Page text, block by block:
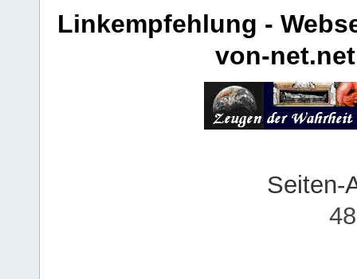
Linkempfehlung -
von-net.net
Seiten-